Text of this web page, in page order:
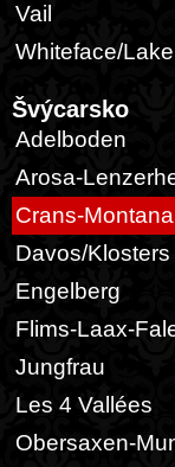
Vail
Whiteface/
Švýcarsko
Adelboden
Arosa-
Crans-Montana
Davos/Klosters
Engelberg
Flims-Laax-
Jungfrau
Les 4 Vallées
Obersaxen-